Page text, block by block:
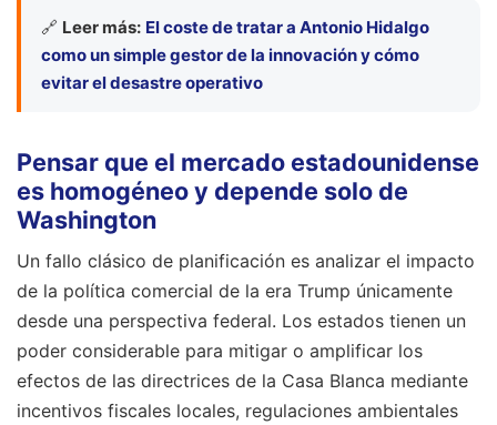
🔗 Leer más: El coste de tratar a Antonio Hidalgo
como un simple gestor de la innovación y cómo
evitar el desastre operativo
Pensar que el mercado estadounidense
es homogéneo y depende solo de
Washington
Un fallo clásico de planificación es analizar el impacto
de la política comercial de la era Trump únicamente
desde una perspectiva federal. Los estados tienen un
poder considerable para mitigar o amplificar los
efectos de las directrices de la Casa Blanca mediante
incentivos fiscales locales, regulaciones ambientales